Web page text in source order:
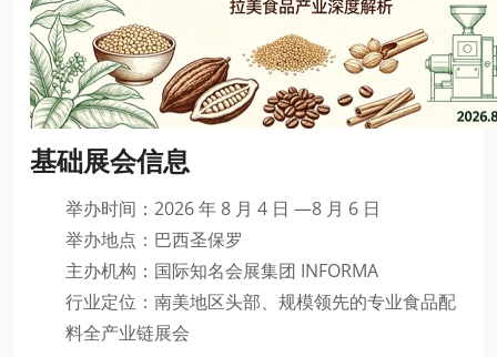
基础展会信息
举办时间：2026 年 8 月 4 日 —8 月 6 日
举办地点：巴西圣保罗
主办机构：国际知名会展集团 INFORMA
行业定位：南美地区头部、规模领先的专业食品配
料全产业链展会